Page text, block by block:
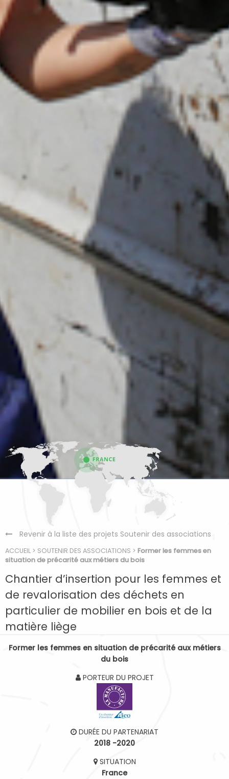
Revenir à la liste des projets Soutenir des associations
ACCUEIL > SOUTENIR DES ASSOCIATIONS > Former les femmes en
situation de précarité aux métiers du bois
Chantier d’insertion pour les femmes et
de revalorisation des déchets en
particulier de mobilier en bois et de la
matière liège
Former les femmes en situation de précarité aux métiers
du bois
PORTEUR DU PROJET
DURÉE DU PARTENARIAT
2018 -2020
SITUATION
France